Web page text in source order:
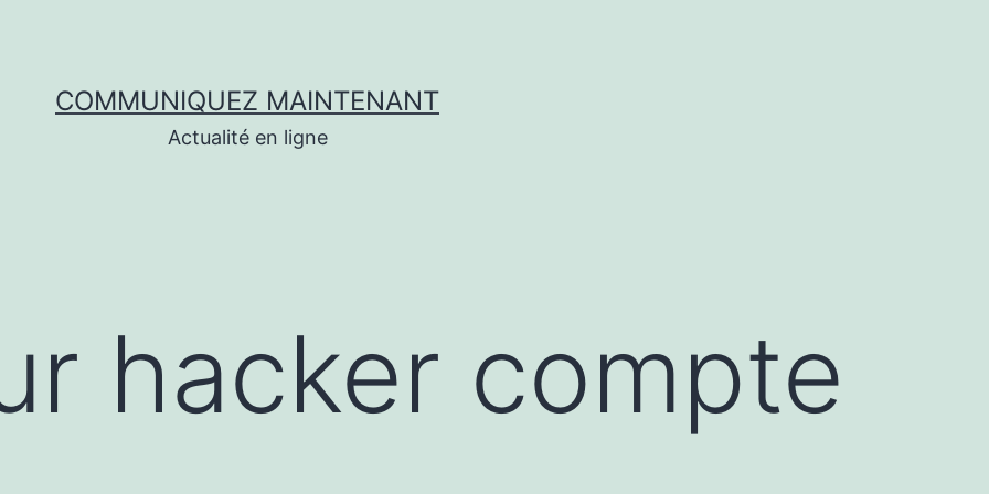
COMMUNIQUEZ MAINTENANT
Actualité en ligne
hacker compte